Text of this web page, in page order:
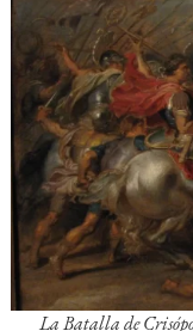
La Batalla de